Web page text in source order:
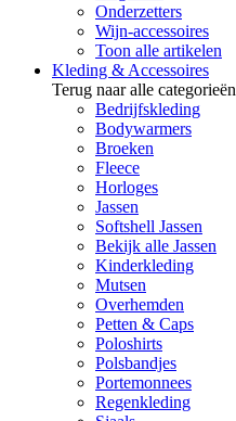
Onderzetters
Wijn-accessoires
Toon alle artikelen
Kleding & Accessoires
Terug naar alle categorieën
Bedrijfskleding
Bodywarmers
Broeken
Fleece
Horloges
Jassen
Softshell Jassen
Bekijk alle Jassen
Kinderkleding
Mutsen
Overhemden
Petten & Caps
Poloshirts
Polsbandjes
Portemonnees
Regenkleding